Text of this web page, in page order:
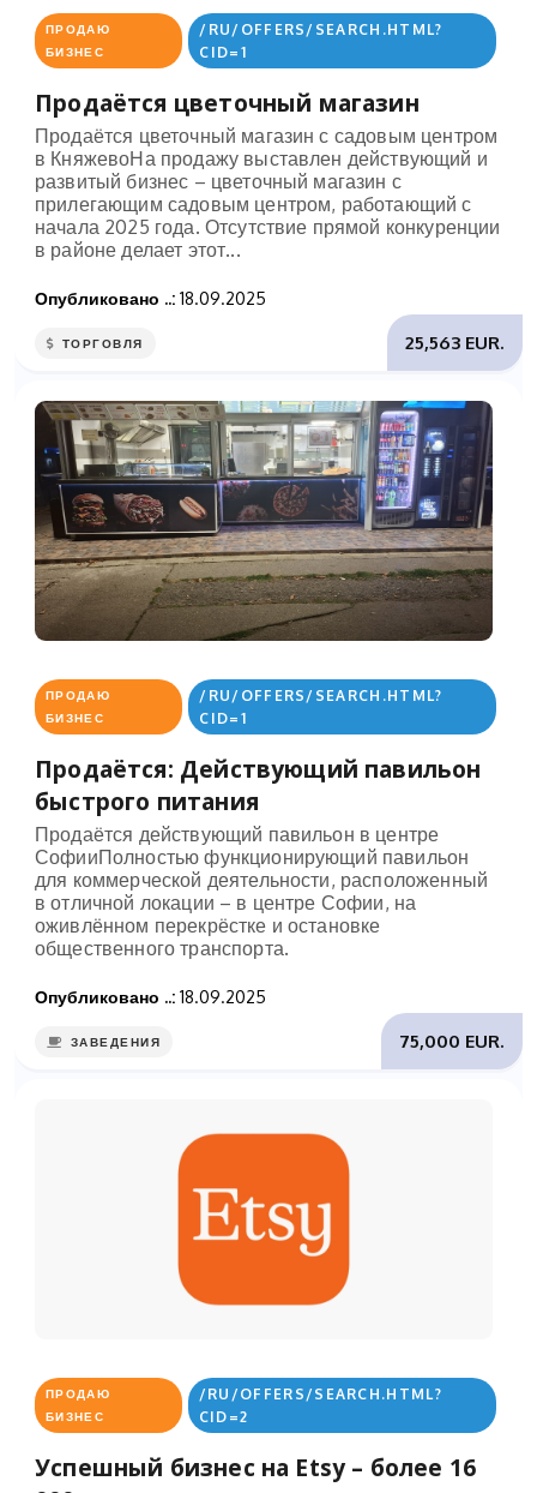
ПРОДАЮ
БИЗНЕС
/RU/OFFERS/SEARCH.HTML?
CID=1
Продаётся цветочный магазин
Продаётся цветочный магазин с садовым центром
в КняжевоНа продажу выставлен действующий и
развитый бизнес – цветочный магазин с
прилегающим садовым центром, работающий с
начала 2025 года. Отсутствие прямой конкуренции
в районе делает этот...
Опубликовано ..: 18.09.2025
25,563 EUR.
ТОРГОВЛЯ
ПРОДАЮ
БИЗНЕС
/RU/OFFERS/SEARCH.HTML?
CID=1
Продаётся: Действующий павильон
быстрого питания
Продаётся действующий павильон в центре
СофииПолностью функционирующий павильон
для коммерческой деятельности, расположенный
в отличной локации – в центре Софии, на
оживлённом перекрёстке и остановке
общественного транспорта.
Опубликовано ..: 18.09.2025
75,000 EUR.
ЗАВЕДЕНИЯ
ПРОДАЮ
БИЗНЕС
/RU/OFFERS/SEARCH.HTML?
CID=2
Успешный бизнес на Etsy – более 16